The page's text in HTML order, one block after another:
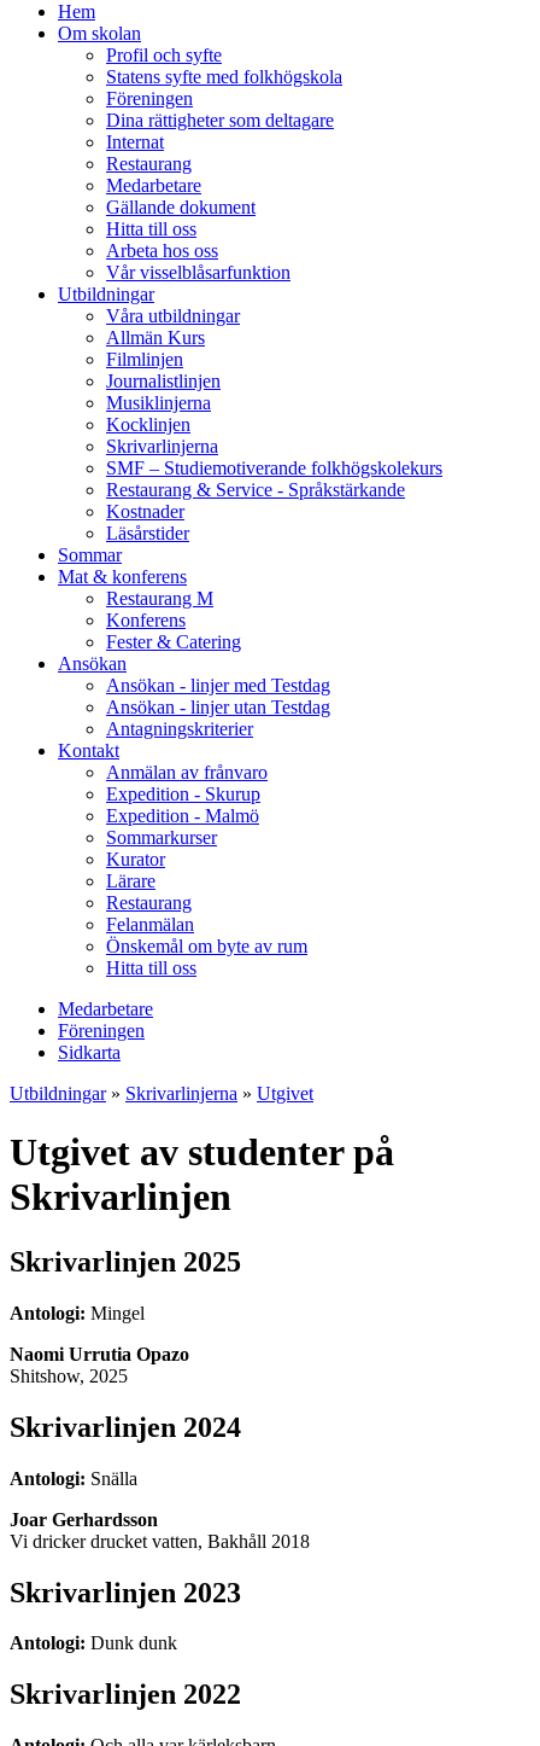
Hem
Om skolan
Profil och syfte
Statens syfte med folkhögskola
Föreningen
Dina rättigheter som deltagare
Internat
Restaurang
Medarbetare
Gällande dokument
Hitta till oss
Arbeta hos oss
Vår visselblåsarfunktion
Utbildningar
Våra utbildningar
Allmän Kurs
Filmlinjen
Journalistlinjen
Musiklinjerna
Kocklinjen
Skrivarlinjerna
SMF – Studiemotiverande folkhögskolekurs
Restaurang & Service - Språkstärkande
Kostnader
Läsårstider
Sommar
Mat & konferens
Restaurang M
Konferens
Fester & Catering
Ansökan
Ansökan - linjer med Testdag
Ansökan - linjer utan Testdag
Antagningskriterier
Kontakt
Anmälan av frånvaro
Expedition - Skurup
Expedition - Malmö
Sommarkurser
Kurator
Lärare
Restaurang
Felanmälan
Önskemål om byte av rum
Hitta till oss
Medarbetare
Föreningen
Sidkarta
Utbildningar» Skrivarlinjerna » Utgivet
Utgivet av studenter på
Skrivarlinjen
Skrivarlinjen 2025
Antologi: Mingel
Naomi Urrutia Opazo
Shitshow, 2025
Skrivarlinjen 2024
Antologi: Snälla
Joar Gerhardsson
Vi dricker drucket vatten, Bakhåll 2018
Skrivarlinjen 2023
Antologi: Dunk dunk
Skrivarlinjen 2022